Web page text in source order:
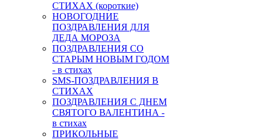
СТИХАХ (короткие)
НОВОГОДНИЕ
ПОЗДРАВЛЕНИЯ ДЛЯ
ДЕДА МОРОЗА
ПОЗДРАВЛЕНИЯ СО
СТАРЫМ НОВЫМ ГОДОМ
- в стихах
SMS-ПОЗДРАВЛЕНИЯ В
СТИХАХ
ПОЗДРАВЛЕНИЯ С ДНЕМ
СВЯТОГО ВАЛЕНТИНА -
в стихах
ПРИКОЛЬНЫЕ